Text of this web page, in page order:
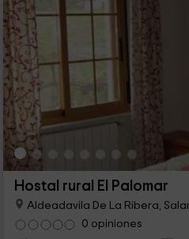
Hostal rural El Palomar
Aldeadavila De La Ribera,
0 opiniones